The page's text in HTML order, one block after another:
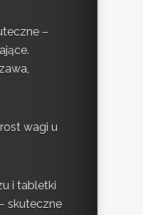
–
wagi u
i tabletki
skuteczne